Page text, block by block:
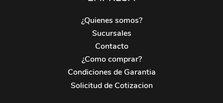
¿Quienes somos?
Sucursales
Contacto
¿Como comprar?
Condiciones de Garantia
Solicitud de Cotizacion